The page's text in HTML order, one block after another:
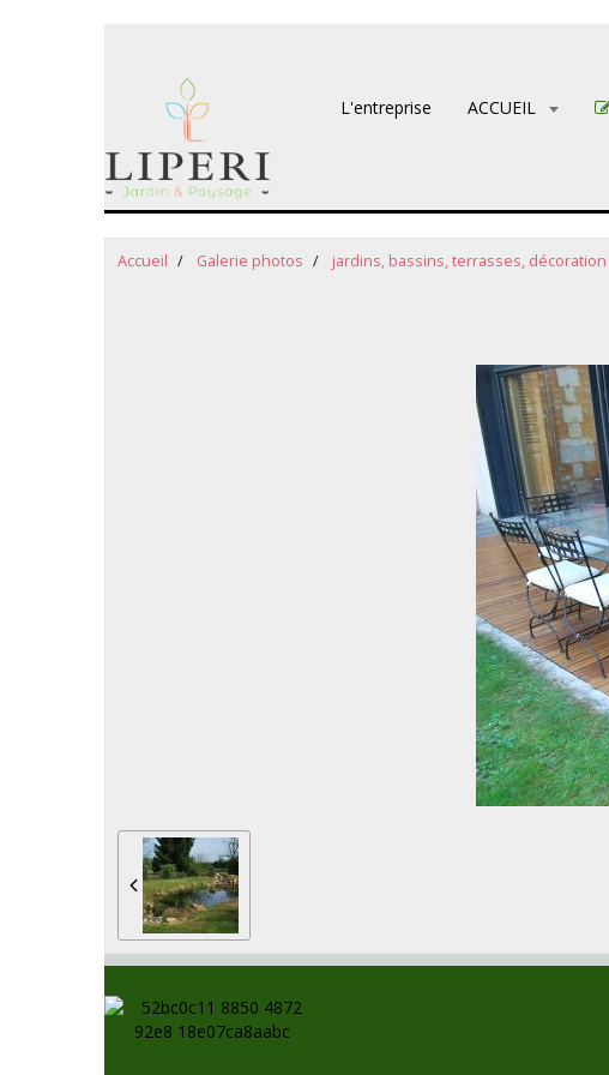
L'entreprise ACCUEIL
Accueil Galerie photos jardins, bassins, terrasses, décoration